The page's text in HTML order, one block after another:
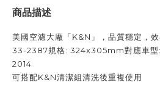
商品描述
美國空濾大廠「K&N」，品質穩定，
33-2387規格: 324x305mm對應車
2014
可搭配K&N清潔組清洗後重複使用